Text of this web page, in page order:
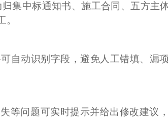
归集中标通知书、施工合同、五方主
自动识别字段，避免人工错填、漏
等问题可实时提示并给出修改建议